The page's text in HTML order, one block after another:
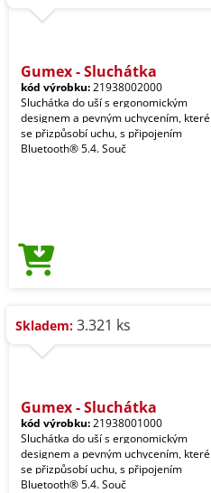
Gumex - Sluchátka
kód výrobku:21938002000
Sluchátka do uší s ergonomickým
designem a pevným uchycením, které
se přizpůsobí uchu, s připojením
Bluetooth® 5.4. Souč
Skladem: 3.321 ks
Gumex - Sluchátka
kód výrobku:21938001000
Sluchátka do uší s ergonomickým
designem a pevným uchycením, které
se přizpůsobí uchu, s připojením
Bluetooth® 5.4. Souč